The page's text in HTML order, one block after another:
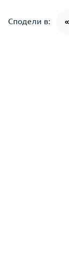
Сподели в: